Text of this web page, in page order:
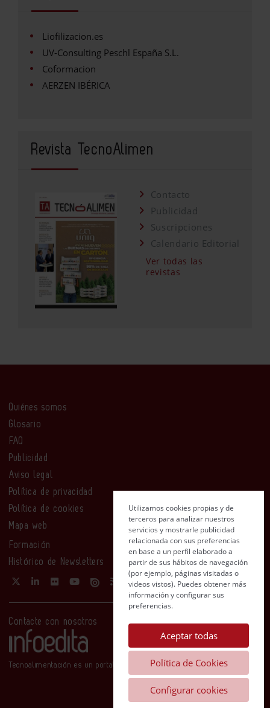
Liofilizacion.es
UV-Consulting Peschl España S.L.
Coformacion
AERZEN IBÉRICA
Revista TecnoAlimen
Contacto
Publicidad
Suscripciones
Calendario Editorial
Ver todas las
revistas
Quiénes somos
Glosario
FAQ
Publicidad
Aviso legal
Política de privacidad
Política de cookies
Mapa web
Formación
Histórico de Newsletters
Contacte con nosotros
Tecnoalimentación es un portal de Infoedita
Utilizamos cookies propias y de
terceros para analizar nuestros
servicios y mostrarle publicidad
relacionada con sus preferencias
en base a un perfil elaborado a
partir de sus hábitos de navegación
(por ejemplo, páginas visitadas o
videos vistos). Puedes obtener más
información y configurar sus
preferencias.
Aceptar todas
Política de Cookies
Configurar cookies